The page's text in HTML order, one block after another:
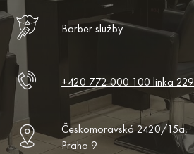
Barber služby
+420 772 000 100 linka 229
Českomoravská 2420/15a,
Praha 9